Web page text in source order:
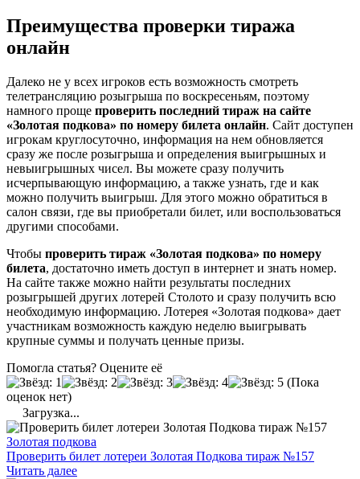
Преимущества проверки тиража
онлайн
Далеко не у всех игроков есть возможность смотреть
телетрансляцию розыгрыша по воскресеньям, поэтому
намного проще проверить последний тираж на сайте
«Золотая подкова» по номеру билета онлайн. Сайт доступен
игрокам круглосуточно, информация на нем обновляется
сразу же после розыгрыша и определения выигрышных и
невыигрышных чисел. Вы можете сразу получить
исчерпывающую информацию, а также узнать, где и как
можно получить выигрыш. Для этого можно обратиться в
салон связи, где вы приобретали билет, или воспользоваться
другими способами.
Чтобы проверить тираж «Золотая подкова» по номеру
билета, достаточно иметь доступ в интернет и знать номер.
На сайте также можно найти результаты последних
розыгрышей других лотерей Столото и сразу получить всю
необходимую информацию. Лотерея «Золотая подкова» дает
участникам возможность каждую неделю выигрывать
крупные суммы и получать ценные призы.
Помогла статья? Оцените её
(Пока
оценок нет)
Загрузка...
Золотая подкова
Проверить билет лотереи Золотая Подкова тираж №157
Читать далее